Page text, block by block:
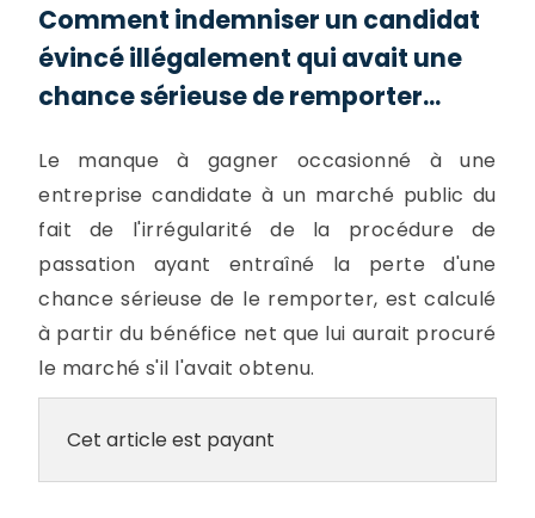
Comment indemniser un candidat
évincé illégalement qui avait une
chance sérieuse de remporter...
Le manque à gagner occasionné à une
entreprise candidate à un marché public du
fait de l'irrégularité de la procédure de
passation ayant entraîné la perte d'une
chance sérieuse de le remporter, est calculé
à partir du bénéfice net que lui aurait procuré
le marché s'il l'avait obtenu.
Cet article est payant